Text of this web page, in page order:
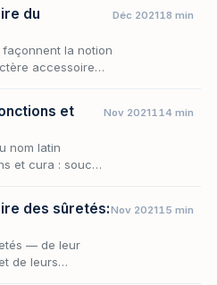
du
la notion
accessoire
Déc 202118 min
et
nom latin
et cura : souci)
Nov 2021114 min
des sûretés:
— de leur
de leurs
Nov 202115 min